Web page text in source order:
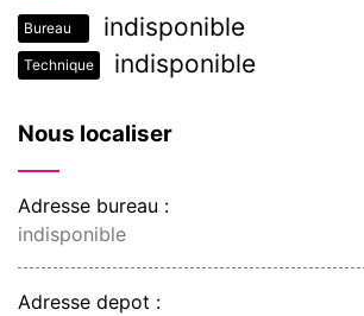
Bureau indisponible
Technique indisponible
Nous localiser
Adresse bureau :
indisponible
Adresse depot :